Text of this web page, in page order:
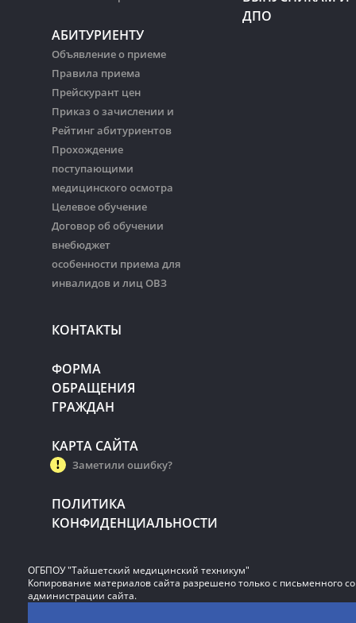
АБИТУРИЕНТУ
Объявление о приеме
Правила приема
Прейскурант цен
Приказ о зачислении и
Рейтинг абитуриентов
Прохождение
поступающими
медицинского осмотра
Целевое обучение
Договор об обучении
внебюджет
особенности приема для
инвалидов и лиц ОВЗ
ДПО
КОНТАКТЫ
ФОРМА
ОБРАЩЕНИЯ
ГРАЖДАН
КАРТА САЙТА
Заметили ошибку?
ПОЛИТИКА
КОНФИДЕНЦИАЛЬНОСТИ
ОГБПОУ "Тайшетский медицинский техникум"
Копирование материалов сайта разрешено только с письменного
администрации сайта.